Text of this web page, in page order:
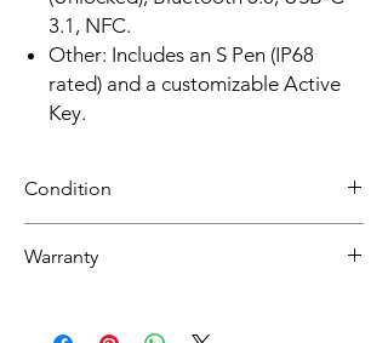
3.1, NFC.
Other: Includes an S Pen (IP68
rated) and a customizable Active
Key.
Condition
Warranty